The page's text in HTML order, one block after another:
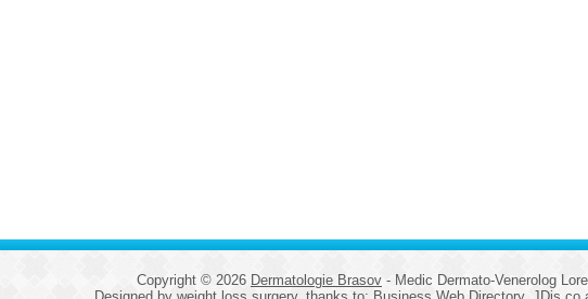
Copyright © 2026 Dermatologie Brasov - Medic Dermato-Venerolog